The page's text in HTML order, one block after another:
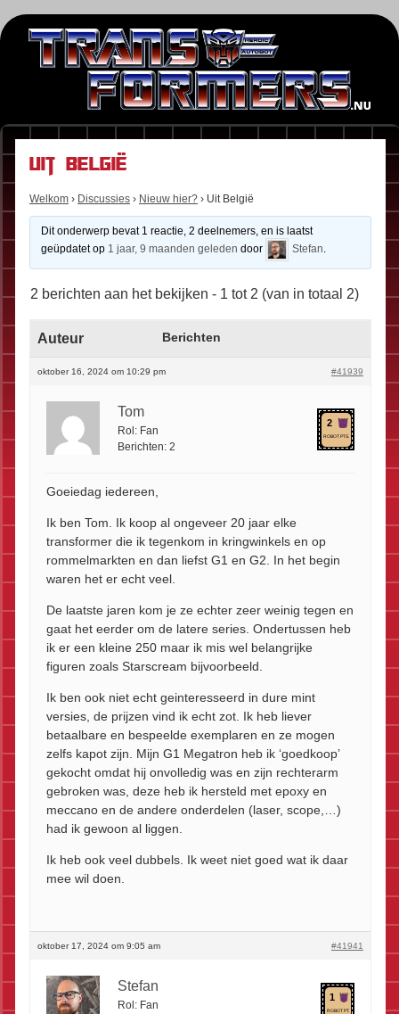
Uit België
Welkom › Discussies › Nieuw hier? › Uit België
Dit onderwerp bevat 1 reactie, 2 deelnemers, en is laatst
geüpdatet op 1 jaar, 9 maanden geleden door Stefan.
2 berichten aan het bekijken - 1 tot 2 (van in totaal 2)
Auteur Berichten
oktober 16, 2024 om 10:29 pm #41939
Tom
Rol: Fan
Berichten: 2
2
ROBOT PTS.
Goeiedag iedereen,
Ik ben Tom. Ik koop al ongeveer 20 jaar elke
transformer die ik tegenkom in kringwinkels en op
rommelmarkten en dan liefst G1 en G2. In het begin
waren het er echt veel.
De laatste jaren kom je ze echter zeer weinig tegen en
gaat het eerder om de latere series. Ondertussen heb
ik er een kleine 250 maar ik mis wel belangrijke
figuren zoals Starscream bijvoorbeeld.
Ik ben ook niet echt geinteresseerd in dure mint
versies, de prijzen vind ik echt zot. Ik heb liever
betaalbare en bespeelde exemplaren en ze mogen
zelfs kapot zijn. Mijn G1 Megatron heb ik ‘goedkoop’
gekocht omdat hij onvolledig was en zijn rechterarm
gebroken was, deze heb ik hersteld met epoxy en
meccano en de andere onderdelen (laser, scope,…)
had ik gewoon al liggen.
Ik heb ook veel dubbels. Ik weet niet goed wat ik daar
mee wil doen.
oktober 17, 2024 om 9:05 am #41941
Stefan
Rol: Fan
1
ROBOT PT.